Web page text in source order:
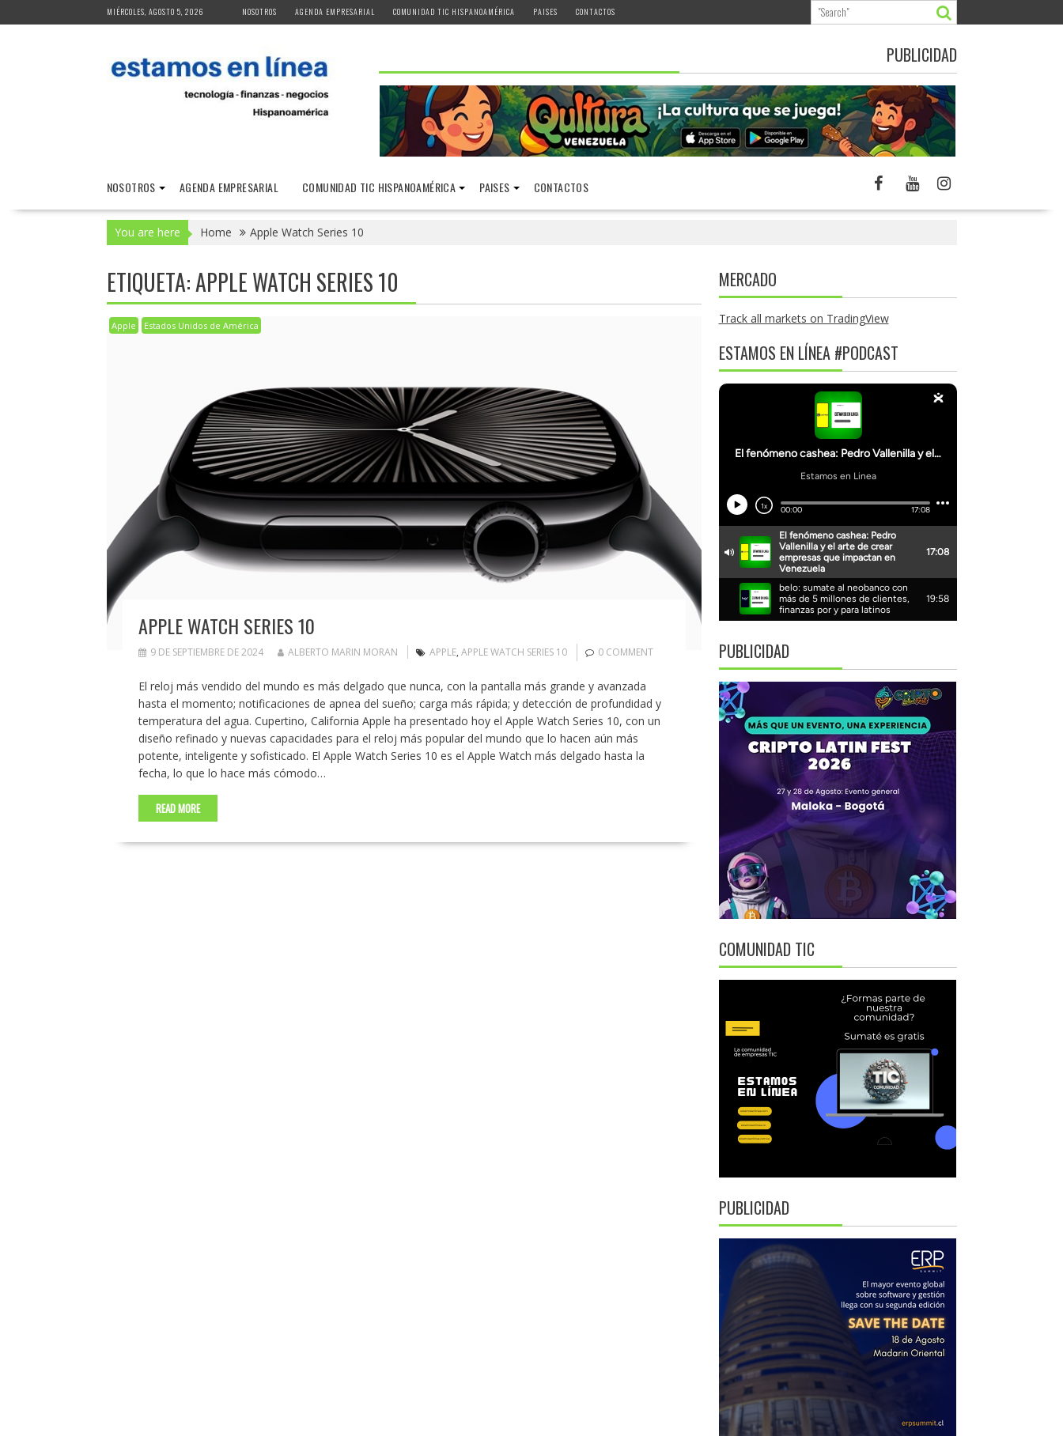
to
MIÉRCOLES, AGOSTO 5, 2026 NOSOTROS AGENDA EMPRESARIAL COMUNIDAD TIC HISPANOAMÉRICA PAISES CONTACTOS
PUBLICIDAD
NOSOTROS AGENDA EMPRESARIAL COMUNIDAD TIC HISPANOAMÉRICA PAISES CONTACTOS
You are here Home Apple Watch Series 10
ETIQUETA:APPLE WATCH SERIES 10
Apple Estados Unidos de América
APPLE WATCH SERIES 10
9 DE SEPTIEMBRE DE 2024 ALBERTO MARIN MORAN APPLE, APPLE WATCH SERIES 10 0 COMMENT
El reloj más vendido del mundo es más delgado que nunca, con la pantalla más grande y avanzada
hasta el momento; notificaciones de apnea del sueño; carga más rápida; y detección de profundidad y
temperatura del agua. Cupertino, California Apple ha presentado hoy el Apple Watch Series 10, con un
diseño refinado y nuevas capacidades para el reloj más popular del mundo que lo hacen aún más
potente, inteligente y sofisticado. El Apple Watch Series 10 es el Apple Watch más delgado hasta la
fecha, lo que lo hace más cómodo…
READ MORE
MERCADO
Track all markets on TradingView
ESTAMOS EN LÍNEA #PODCAST
PUBLICIDAD
COMUNIDAD TIC
PUBLICIDAD